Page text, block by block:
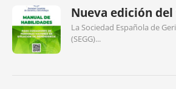
Nueva edición del
La Sociedad Española de
(SEGG)...